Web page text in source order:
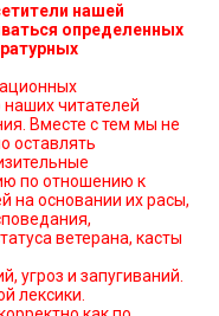
нашей
определенных
Вместе с тем мы не
оставлять
по отношению к
на основании их расы,
ветерана, касты
угроз и запугиваний.
лексики.